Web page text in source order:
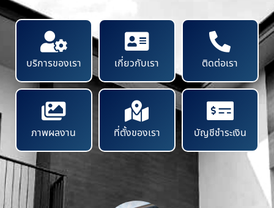
บริการของเรา เกี่ยวกับเรา ติดต่อเรา
ภาพผลงาน ที่ตั้งของเรา บัญชีชำระเงิน